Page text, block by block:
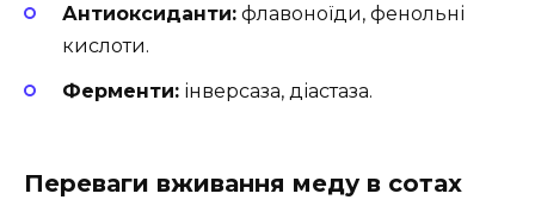
Антиоксиданти: флавоноїди, фенольні
кислоти.
Ферменти: інверсаза, діастаза.
Переваги вживання меду в сотах